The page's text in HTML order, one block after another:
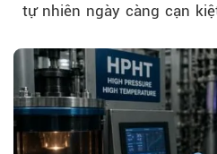
tự nhiên ngày càng cạn